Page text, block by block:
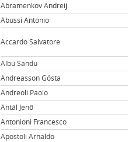
Abramenkov Andreij
Abussi Antonio
Accardo Salvatore
Albu Sandu
Andreasson Gösta
Andreoli Paolo
Antál Jenő
Antonioni Francesco
Apostoli Arnaldo